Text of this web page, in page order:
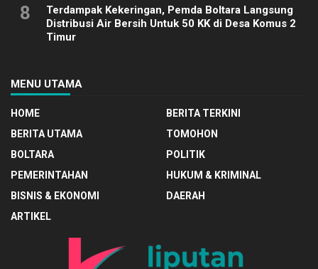
8
Terdampak Kekeringan, Pemda Boltara Langsung
Distribusi Air Bersih Untuk 50 KK di Desa Komus 2
Timur
MENU UTAMA
HOME
BERITA TERKINI
BERITA UTAMA
TOMOHON
BOLTARA
POLITIK
PEMERINTAHAN
HUKUM & KRIMINAL
BISNIS & EKONOMI
DAERAH
ARTIKEL